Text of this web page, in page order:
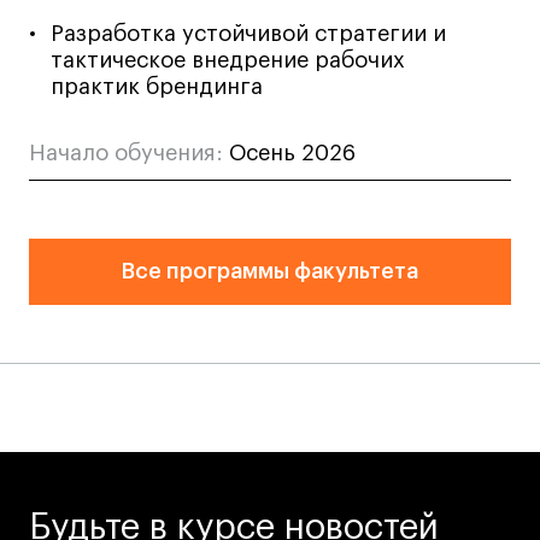
Коммерческий фотограф
Все программы
Для школьников
Долгосрочные
Разработка устойчивой стратегии и
тактическое внедрение рабочих
практик брендинга
Начало обучения: Осень 2026
Все программы факультета
Будьте в курсе новостей